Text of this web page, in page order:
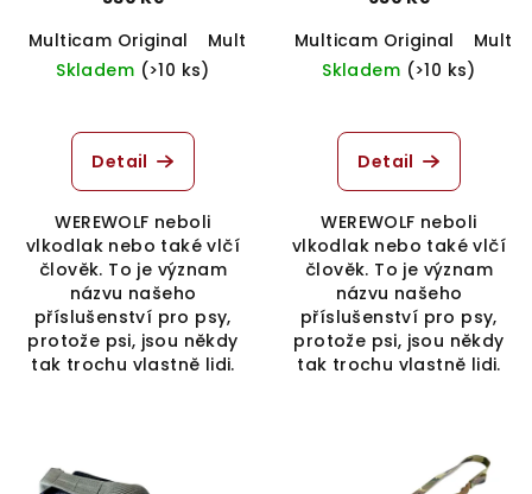
Multicam Original
Multicam Tropic Multicam Black
Skladem (>10 ks)
Detail
WEREWOLF neboli
vlkodlak nebo také vlčí
člověk. To je význam
názvu našeho
příslušenství pro psy,
protože psi, jsou někdy
tak trochu vlastně lidi.
Multicam Original
Skladem (>10 ks)
Detail
WEREWOLF neboli
vlkodlak nebo také vlčí
člověk. To je význam
názvu našeho
příslušenství pro psy,
protože psi, jsou někdy
tak trochu vlastně lidi.